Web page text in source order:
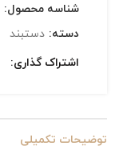
شناسه محصول:
دسته: دستبند
اشتراک گذاری
توضیحات تکمیلی